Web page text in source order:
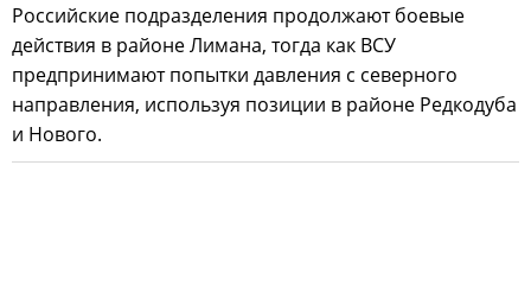
Российские подразделения продолжают боевые
действия в районе Лимана, тогда как ВСУ
предпринимают попытки давления с северного
направления, используя позиции в районе Редкодуба
и Нового.